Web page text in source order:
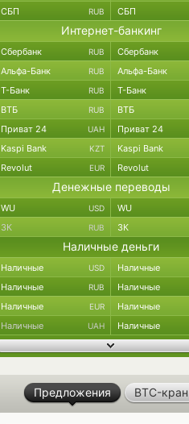
СБП RUB СБП
Интернет-банкинг
Сбербанк RUB Сбербанк
Альфа-Банк RUB Альфа-Банк
Т-Банк RUB Т-Банк
ВТБ RUB ВТБ
Приват 24 UAH Приват 24
Kaspi Bank KZT Kaspi Bank
Revolut EUR Revolut
Денежные переводы
WU USD WU
ЗК RUB ЗК
Наличные деньги
Наличные USD Наличные
Наличные RUB Наличные
Наличные EUR Наличные
Наличные UAH Наличные
Предложения BTC-кран